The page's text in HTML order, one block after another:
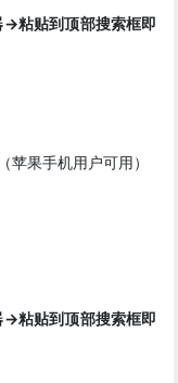
>粘贴到顶部搜索框即
果手机用户可用）
>粘贴到顶部搜索框即